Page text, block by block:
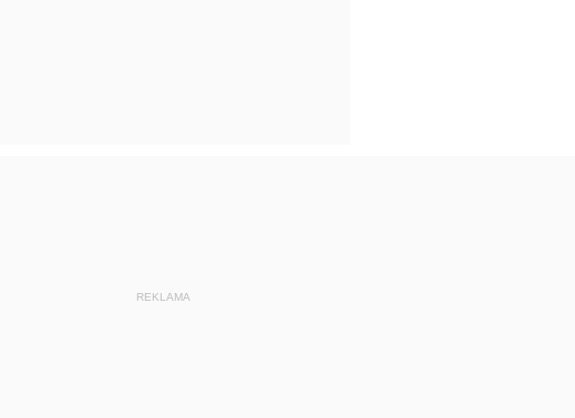
REKLAMA